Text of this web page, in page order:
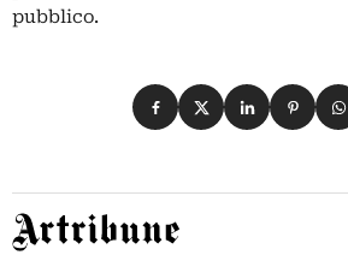
pubblico.
Condividi su Facebook
Condividi su X
Condividi su
Artribune